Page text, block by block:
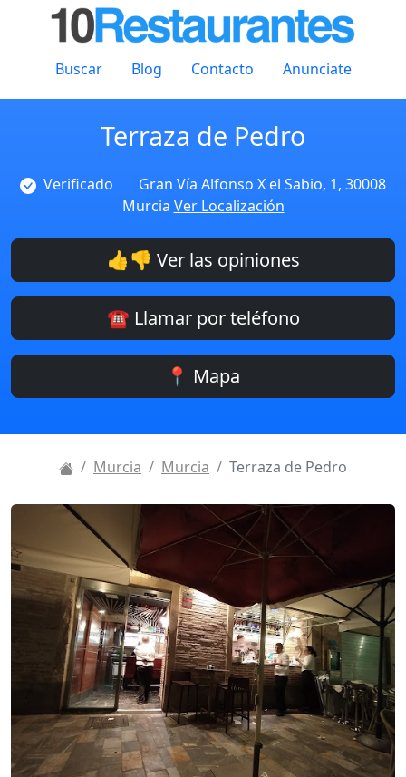
Buscar Blog Contacto Anunciate
Terraza de Pedro
Verificado
Gran Vía Alfonso X el Sabio, 1, 30008
Murcia Ver Localización
👍👎 Ver las opiniones
☎️ Llamar por teléfono
📍 Mapa
Murcia Murcia Terraza de Pedro